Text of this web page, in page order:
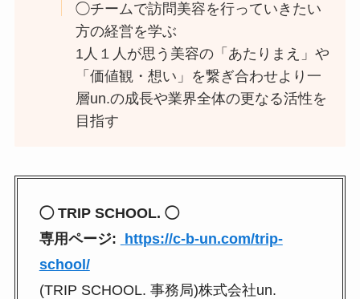
◯チームで訪問美容を行っていきたい
方の経営を学ぶ
1人１人が思う美容の「あたりまえ」や
「価値観・想い」を繋ぎ合わせより一
層un.の成長や業界全体の更なる活性を
目指す
◯ TRIP SCHOOL. ◯
専用ページ: https://c-b-un.com/trip-
school/
(TRIP SCHOOL. 事務局)株式会社un.